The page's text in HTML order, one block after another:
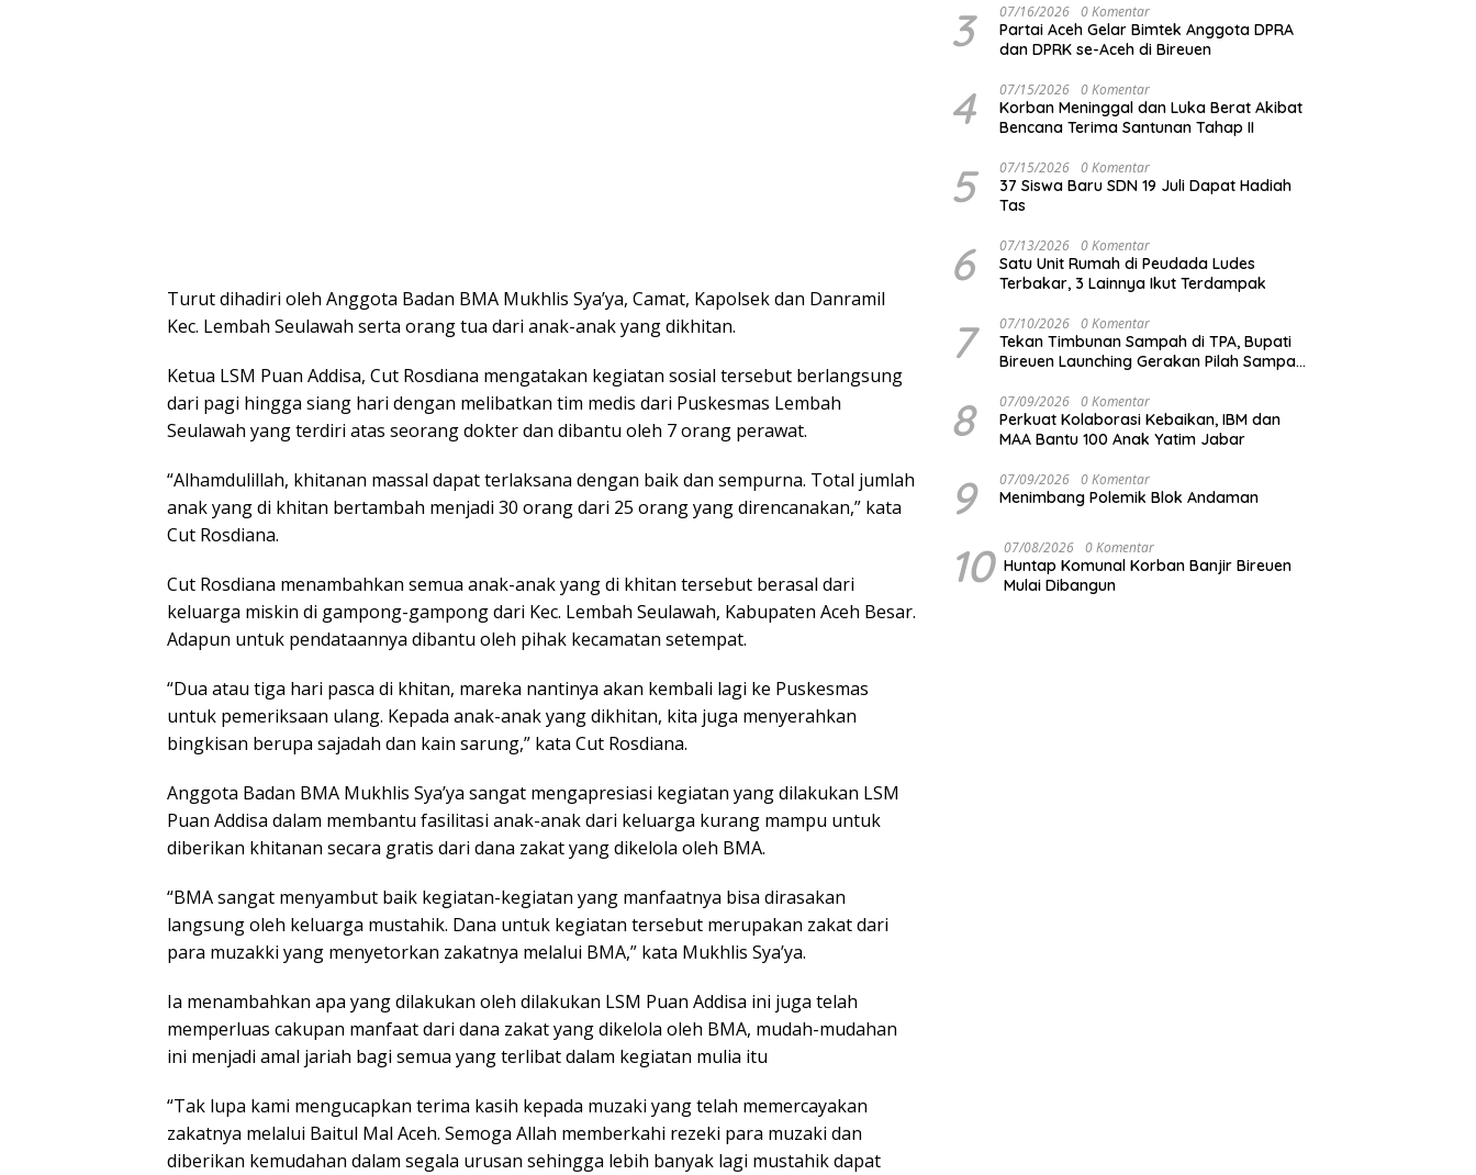
Turut dihadiri oleh Anggota Badan BMA Mukhlis Sya’ya, Camat, Kapolsek dan Danramil
Kec. Lembah Seulawah serta orang tua dari anak-anak yang dikhitan.
Ketua LSM Puan Addisa, Cut Rosdiana mengatakan kegiatan sosial tersebut berlangsung
dari pagi hingga siang hari dengan melibatkan tim medis dari Puskesmas Lembah
Seulawah yang terdiri atas seorang dokter dan dibantu oleh 7 orang perawat.
“Alhamdulillah, khitanan massal dapat terlaksana dengan baik dan sempurna. Total jumlah
anak yang di khitan bertambah menjadi 30 orang dari 25 orang yang direncanakan,” kata
Cut Rosdiana.
Cut Rosdiana menambahkan semua anak-anak yang di khitan tersebut berasal dari
keluarga miskin di gampong-gampong dari Kec. Lembah Seulawah, Kabupaten Aceh Besar.
Adapun untuk pendataannya dibantu oleh pihak kecamatan setempat.
“Dua atau tiga hari pasca di khitan, mareka nantinya akan kembali lagi ke Puskesmas
untuk pemeriksaan ulang. Kepada anak-anak yang dikhitan, kita juga menyerahkan
bingkisan berupa sajadah dan kain sarung,” kata Cut Rosdiana.
Anggota Badan BMA Mukhlis Sya’ya sangat mengapresiasi kegiatan yang dilakukan LSM
Puan Addisa dalam membantu fasilitasi anak-anak dari keluarga kurang mampu untuk
diberikan khitanan secara gratis dari dana zakat yang dikelola oleh BMA.
“BMA sangat menyambut baik kegiatan-kegiatan yang manfaatnya bisa dirasakan
langsung oleh keluarga mustahik. Dana untuk kegiatan tersebut merupakan zakat dari
para muzakki yang menyetorkan zakatnya melalui BMA,” kata Mukhlis Sya’ya.
Ia menambahkan apa yang dilakukan oleh dilakukan LSM Puan Addisa ini juga telah
memperluas cakupan manfaat dari dana zakat yang dikelola oleh BMA, mudah-mudahan
ini menjadi amal jariah bagi semua yang terlibat dalam kegiatan mulia itu
“Tak lupa kami mengucapkan terima kasih kepada muzaki yang telah memercayakan
zakatnya melalui Baitul Mal Aceh. Semoga Allah memberkahi rezeki para muzaki dan
diberikan kemudahan dalam segala urusan sehingga lebih banyak lagi mustahik dapat
3 07/16/2026 0 Komentar
Partai Aceh Gelar Bimtek Anggota DPRA
dan DPRK se-Aceh di Bireuen
4 07/15/2026 0 Komentar
Korban Meninggal dan Luka Berat Akibat
Bencana Terima Santunan Tahap II
5 07/15/2026 0 Komentar
37 Siswa Baru SDN 19 Juli Dapat Hadiah
Tas
6 07/13/2026 0 Komentar
Satu Unit Rumah di Peudada Ludes
Terbakar, 3 Lainnya Ikut Terdampak
7 07/10/2026 0 Komentar
Tekan Timbunan Sampah di TPA, Bupati
Bireuen Launching Gerakan Pilah Sampah
8 07/09/2026 0 Komentar
Perkuat Kolaborasi Kebaikan, IBM dan
MAA Bantu 100 Anak Yatim Jabar
9 07/09/2026 0 Komentar
Menimbang Polemik Blok Andaman
10 07/08/2026 0 Komentar
Huntap Komunal Korban Banjir Bireuen
Mulai Dibangun